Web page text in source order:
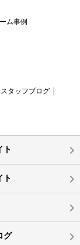
ム事例
スタッフブログ
ト
ト
グ